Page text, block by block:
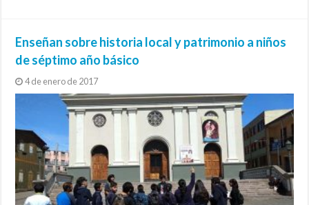
Enseñan sobre historia local y patrimonio a niños
de séptimo año básico
4 de enero de 2017